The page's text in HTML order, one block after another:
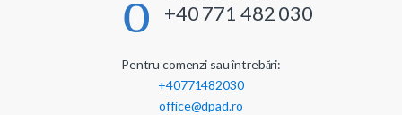
+40 771 482 030
Pentru comenzi sau întrebări:
+40771482030
office@dpad.ro